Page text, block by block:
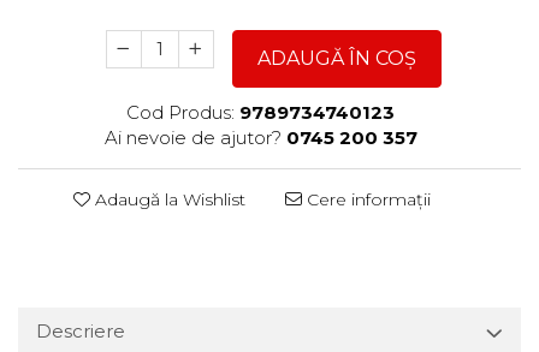
ADAUGĂ ÎN COȘ
Cod Produs: 9789734740123
Ai nevoie de ajutor? 0745 200 357
Adaugă la Wishlist Cere informații
Descriere